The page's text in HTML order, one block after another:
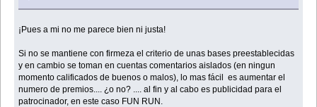
¡Pues a mi no me parece bien ni justa!
Si no se mantiene con firmeza el criterio de unas bases preestablecidas
y en cambio se toman en cuentas comentarios aislados (en ningun
momento calificados de buenos o malos), lo mas fácil es aumentar el
numero de premios.... ¿o no? .... al fin y al cabo es publicidad para el
patrocinador, en este caso FUN RUN.